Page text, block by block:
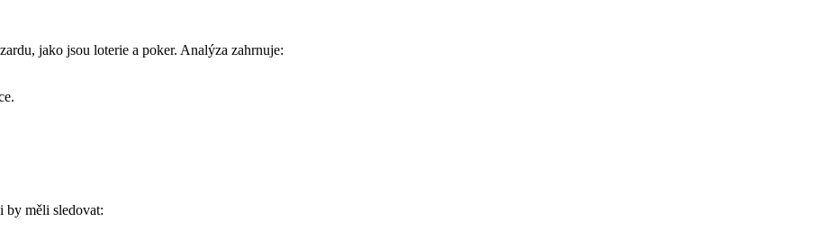
jako jsou loterie a poker. Analýza zahrnuje:
by měli sledovat: